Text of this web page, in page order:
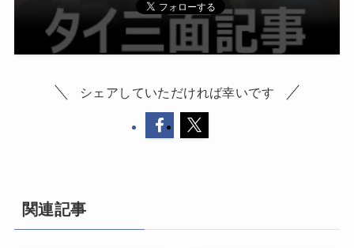
シェアしていただければ幸いです
関連記事